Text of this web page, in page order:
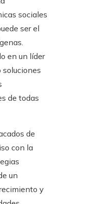
sociales
ser el
en un líder
de todas
de
con la
un
y